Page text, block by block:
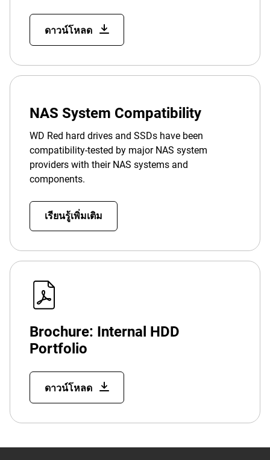
ดาวน์โหลด
NAS System Compatibility
WD Red hard drives and SSDs have been
compatibility-tested by major NAS system
providers with their NAS systems and
components.
เรียนรู้เพิ่มเติม
Brochure: Internal HDD
Portfolio
ดาวน์โหลด